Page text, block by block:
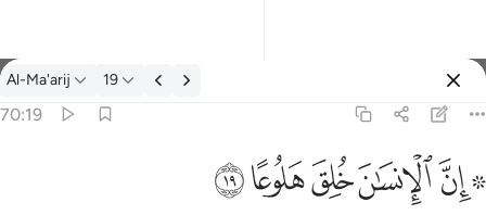
Tafsir: Al-Ma'arij 70:19
Al-Ma'arij 19
70:19
ﱪ ﱫﱬﱭﱮﱯ